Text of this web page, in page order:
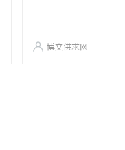
博文供求网